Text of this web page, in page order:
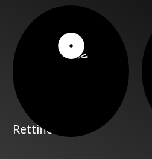
Rettifica